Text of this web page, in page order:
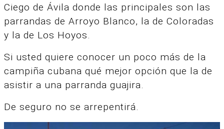
Ciego de Ávila donde las principales son las
parrandas de Arroyo Blanco, la de Coloradas
y la de Los Hoyos.
Si usted quiere conocer un poco más de la
campiña cubana qué mejor opción que la de
asistir a una parranda guajira.
De seguro no se arrepentirá.